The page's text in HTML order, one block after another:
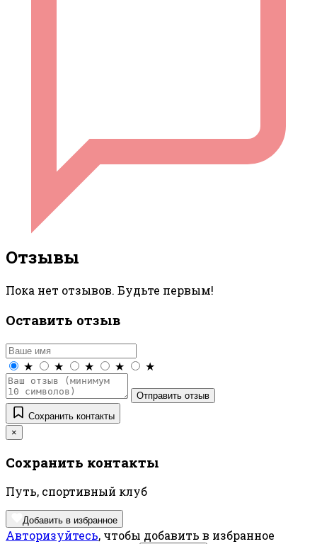
Отзывы
Пока нет отзывов. Будьте первым!
Оставить отзыв
★ ★ ★ ★ ★
Отправить отзыв
Сохранить контакты
×
Сохранить контакты
Путь, спортивный клуб
Добавить в избранное
Авторизуйтесь, чтобы добавить в избранное